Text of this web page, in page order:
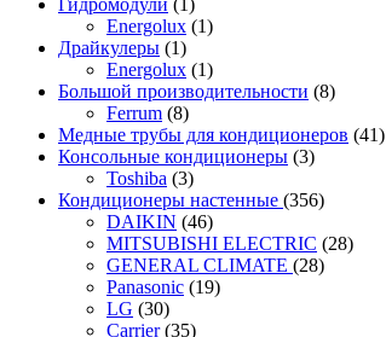
Гидромодули (1)
Energolux (1)
Драйкулеры (1)
Energolux (1)
Большой производительности (8)
Ferrum (8)
Медные трубы для кондиционеров (41)
Консольные кондиционеры (3)
Toshiba (3)
Кондиционеры настенные (356)
DAIKIN (46)
MITSUBISHI ELECTRIC (28)
GENERAL CLIMATE (28)
Panasonic (19)
LG (30)
Carrier (35)